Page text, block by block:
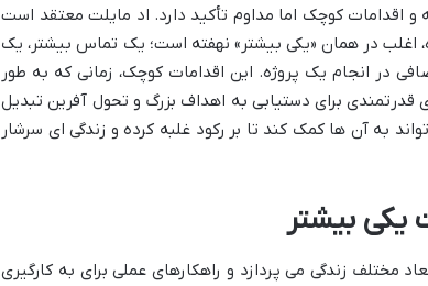
اقدامات کوچک اما مداوم تأکید دارد. اد مایلت معتقد است
اغلب در همان «یکی بیشتر» نهفته است؛ یک تماس بیشتر، یک
در انجام یک پروژه. این اقدامات کوچک، زمانی که به طور
قدرتمندی برای دستیابی به اهداف بزرگ و تحول آفرین تبدیل
به آن ها کمک کند تا بر رکود غلبه کرده و زندگی ای سرشار
بیشتر
مختلف زندگی می پردازد و راهکارهای عملی برای به کارگیری